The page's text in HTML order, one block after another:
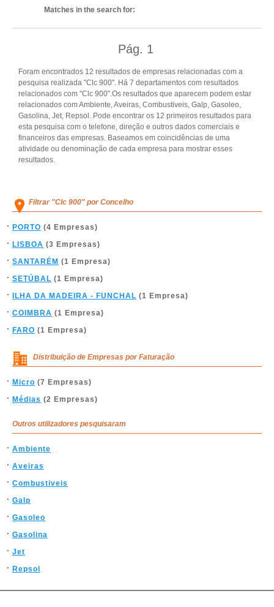
Matches in the search for:
Pág. 1
Foram encontrados 12 resultados de empresas relacionadas com a
pesquisa realizada "Clc 900". Há 7 departamentos com resultados
relacionados com "Clc 900".Os resultados que aparecem podem estar
relacionados com Ambiente, Aveiras, Combustiveis, Galp, Gasoleo,
Gasolina, Jet, Repsol. Pode encontrar os 12 primeiros resultados para
esta pesquisa com o telefone, direção e outros dados comerciais e
financeiros das empresas. Baseamos em coincidências de uma
atividade ou denominação de cada empresa para mostrar esses
resultados.
Filtrar "Clc 900" por Concelho
PORTO (4 Empresas)
LISBOA (3 Empresas)
SANTARÉM (1 Empresa)
SETÚBAL (1 Empresa)
ILHA DA MADEIRA - FUNCHAL (1 Empresa)
COIMBRA (1 Empresa)
FARO (1 Empresa)
Distribuição de Empresas por Faturação
Micro (7 Empresas)
Médias (2 Empresas)
Outros utilizadores pesquisaram
Ambiente
Aveiras
Combustiveis
Galp
Gasoleo
Gasolina
Jet
Repsol